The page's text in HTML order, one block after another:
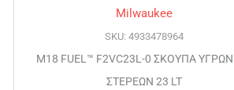
Milwaukee
SKU: 4933478964
M18 FUEL™ F2VC23L-0 ΣΚΟΥΠΑ ΥΓΡΩΝ
ΣΤΕΡΕΩΝ 23 LT